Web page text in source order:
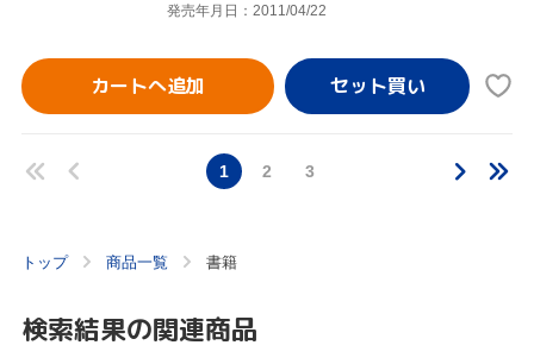
発売年月日：2011/04/22
カートへ追加
1 2 3
トップ 商品一覧 書籍
検索結果の関連商品